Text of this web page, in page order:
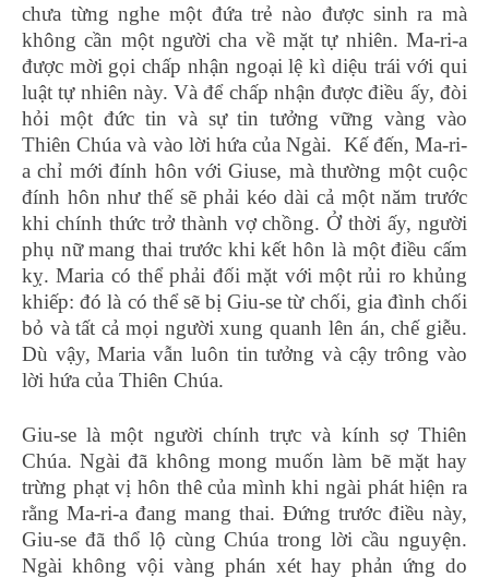
chưa từng nghe một đứa trẻ nào được sinh ra mà
không cần một người cha về mặt tự nhiên. Ma-ri-a
được mời gọi chấp nhận ngoại lệ kì diệu trái với qui
luật tự nhiên này. Và để chấp nhận được điều ấy, đòi
hỏi một đức tin và sự tin tưởng vững vàng vào
Thiên Chúa và vào lời hứa của Ngài. Kế đến, Ma-ri-
a chỉ mới đính hôn với Giuse, mà thường một cuộc
đính hôn như thế sẽ phải kéo dài cả một năm trước
khi chính thức trở thành vợ chồng. Ở thời ấy, người
phụ nữ mang thai trước khi kết hôn là một điều cấm
kỵ. Maria có thể phải đối mặt với một rủi ro khủng
khiếp: đó là có thể sẽ bị Giu-se từ chối, gia đình chối
bỏ và tất cả mọi người xung quanh lên án, chế giễu.
Dù vậy, Maria vẫn luôn tin tưởng và cậy trông vào
lời hứa của Thiên Chúa.
Giu-se là một người chính trực và kính sợ Thiên
Chúa. Ngài đã không mong muốn làm bẽ mặt hay
trừng phạt vị hôn thê của mình khi ngài phát hiện ra
rằng Ma-ri-a đang mang thai. Đứng trước điều này,
Giu-se đã thổ lộ cùng Chúa trong lời cầu nguyện.
Ngài không vội vàng phán xét hay phản ứng do